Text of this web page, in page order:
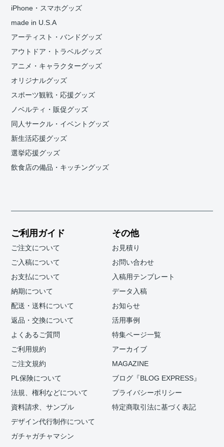
iPhone・スマホグッズ
made in U.S.A
アーティスト・バンドグッズ
アウトドア・トラベルグッズ
アニメ・キャラクターグッズ
オリジナルグッズ
スポーツ観戦・応援グッズ
ノベルティ・販促グッズ
同人サークル・イベントグッズ
新生活応援グッズ
選挙応援グッズ
飲食店の備品・キッチングッズ
ご利用ガイド
ご注文について
ご入稿について
お支払について
納期について
配送・送料について
返品・交換について
よくあるご質問
ご利用規約
ご注文規約
PL保険について
法規、権利などについて
資料請求、サンプル
デザイン代行制作について
ガチャガチャマシン
その他
お見積り
お問い合わせ
入稿用テンプレート
データ入稿
お知らせ
活用事例
特集ページ一覧
アーカイブ
MAGAZINE
ブログ『BLOG EXPRESS』
プライバシーポリシー
特定商取引法に基づく表記